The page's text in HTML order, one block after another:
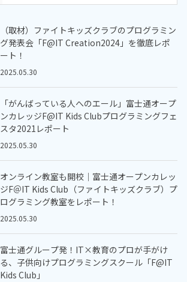
（取材）ファイトキッズクラブのプログラミン
グ発表会「F@IT Creation2024」を徹底レポ
ート！
2025.05.30
「がんばっている人へのエール」富士通オープ
ンカレッジF@IT Kids Clubプログラミングフェ
スタ2021レポート
2025.05.30
オンライン教室も開校｜富士通オープンカレッ
ジF＠IT Kids Club（ファイトキッズクラブ）プ
ログラミング教室をレポート！
2025.05.30
富士通グループ発！IT×教育のプロが手がけ
る、子供向けプログラミングスクール「F@IT
Kids Club」